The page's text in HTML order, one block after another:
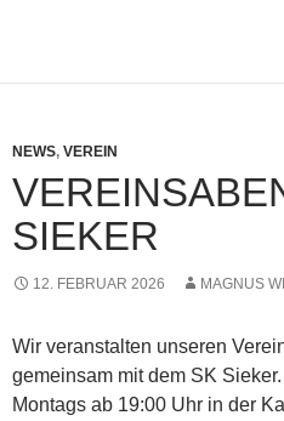
NEWS, VEREIN
SIEKER
12. FEBRUAR 2026 MAGNUS
Wir veranstalten unseren
gemeinsam mit dem SK
Montags ab 19:00 Uhr in der